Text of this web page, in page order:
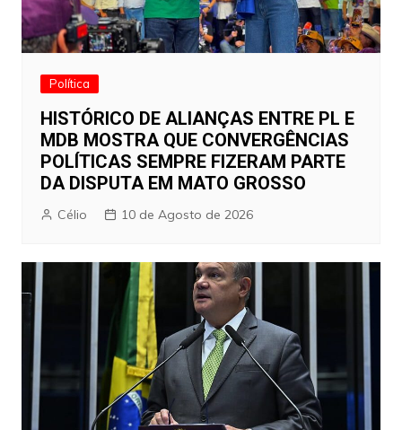
Política
HISTÓRICO DE ALIANÇAS ENTRE PL E
MDB MOSTRA QUE CONVERGÊNCIAS
POLÍTICAS SEMPRE FIZERAM PARTE
DA DISPUTA EM MATO GROSSO
Célio 10 de Agosto de 2026